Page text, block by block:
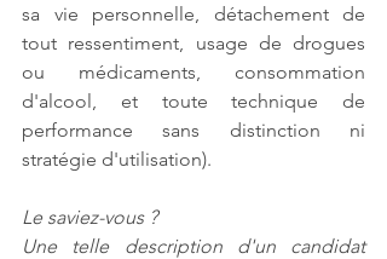
sa vie personnelle, détachement de
tout ressentiment, usage de drogues
ou médicaments, consommation
d'alcool, et toute technique de
performance sans distinction ni
stratégie d'utilisation).
Le saviez-vous ?
Une telle description d'un candidat